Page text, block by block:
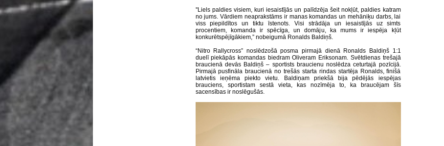
''Liels paldies visiem, kuri iesaistījās un palīdzēja šeit nokļūt, paldies katram
no jums. Vārdiem neaprakstāms ir manas komandas un mehāniķu darbs, lai
viss piepildītos un tiktu īstenots. Visi strādāja un iesaistījās uz simts
procentiem, komanda ir spēcīga, un domāju, ka mums ir iespēja kļūt
konkurētspējīgākiem,” nobeigumā Ronalds Baldiņš.
“Nitro Rallycross” noslēdzošā posma pirmajā dienā Ronalds Baldiņš 1:1
duelī piekāpās komandas biedram Oliveram Eriksonam. Svētdienas trešajā
braucienā devās Baldiņš – sportists braucienu noslēdza ceturtajā pozīcijā.
Pirmajā pusfināla braucienā no trešās starta rindas startēja Ronalds, finišā
latvietis ieņēma piekto vietu. Baldiņam priekšā bija pēdējās iespējas
brauciens, sportistam sestā vieta, kas nozīmēja to, ka braucējam šīs
sacensības ir noslēgušās.